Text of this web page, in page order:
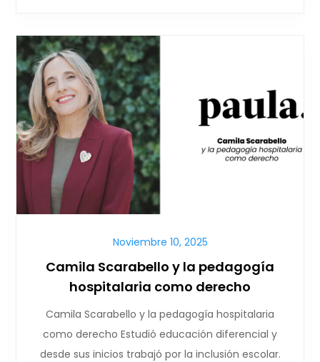
Noviembre 10, 2025
Camila Scarabello y la pedagogía
hospitalaria como derecho
Camila Scarabello y la pedagogía hospitalaria
como derecho Estudió educación diferencial y
desde sus inicios trabajó por la inclusión escolar.